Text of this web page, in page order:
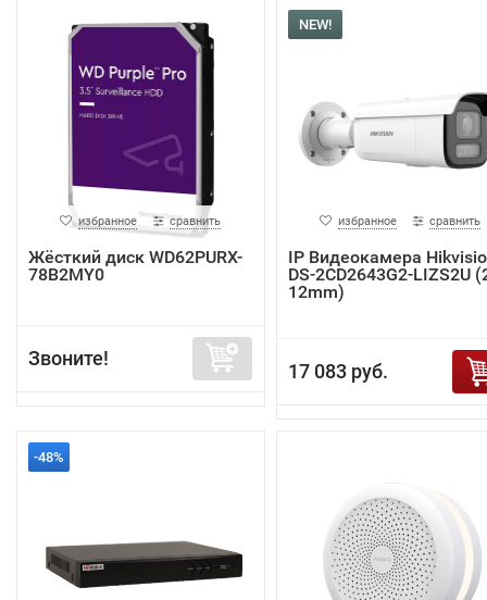
избранное сравнить
Жёсткий диск WD62PURX-
78B2MY0
Звоните!
NEW!
избранное сравнить
IP Видеокамера
DS-2CD2643G2-LIZS2U
12mm)
17 083 руб.
-48%